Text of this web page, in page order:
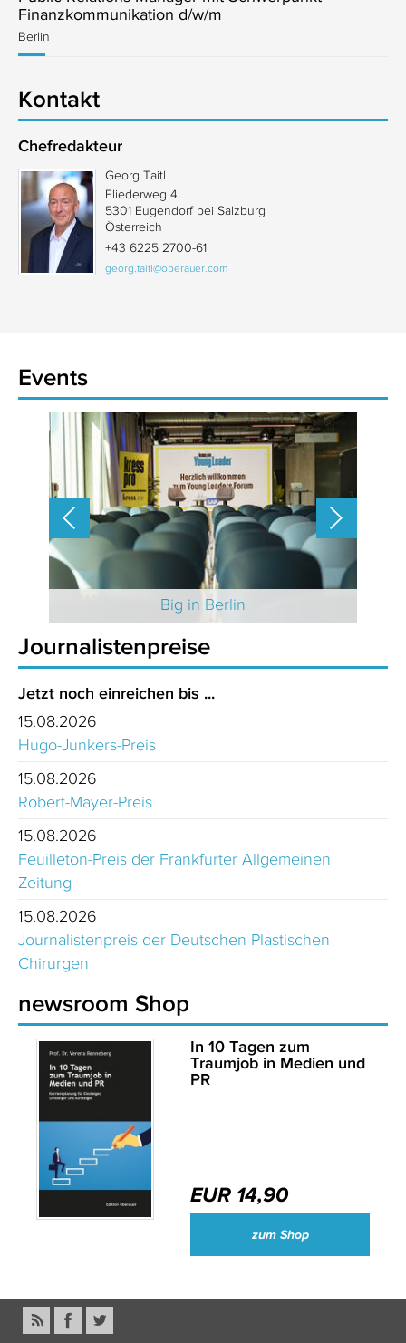
Finanzkommunikation d/w/m
Berlin
Kontakt
Chefredakteur
Georg Taitl
Fliederweg 4
5301 Eugendorf bei Salzburg
Österreich
+43 6225 2700-61
georg.taitl@oberauer.com
Events
Big in Berlin
Journalistenpreise
Jetzt noch einreichen bis ...
15.08.2026
Hugo-Junkers-Preis
15.08.2026
Robert-Mayer-Preis
15.08.2026
Feuilleton-Preis der Frankfurter Allgemeinen
Zeitung
15.08.2026
Journalistenpreis der Deutschen Plastischen
Chirurgen
newsroom Shop
In 10 Tagen zum
Traumjob in Medien und
PR
EUR 14,90
zum Shop